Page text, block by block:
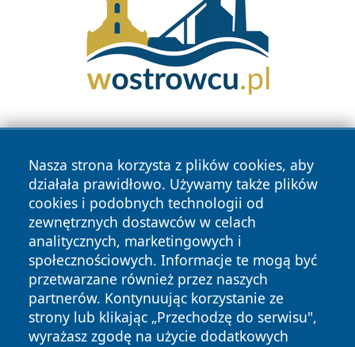
Nasza strona korzysta z plików cookies, aby
działała prawidłowo. Używamy także plików
cookies i podobnych technologii od
zewnętrznych dostawców w celach
analitycznych, marketingowych i
społecznościowych. Informacje te mogą być
przetwarzane również przez naszych
partnerów. Kontynuując korzystanie ze
strony lub klikając „Przechodzę do serwisu",
wyrażasz zgodę na użycie dodatkowych
Copyright © 2026 tarnowskie24.pl Wszystkie prawa
zastrzeżone.
News Autorzy
Polityka
Prywatności
Polityka
Cookies